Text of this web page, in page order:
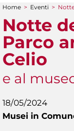
Tu sei qui
Home > Eventi >
Notte
Parco
Celio
e al
18/05/2024
Musei in